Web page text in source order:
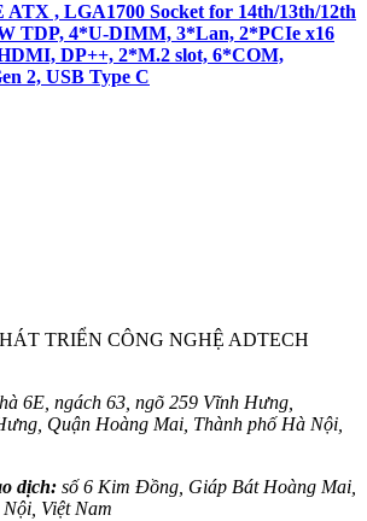
ATX , LGA1700 Socket for 14th/13th/12th
TDP, 4*U-DIMM, 3*Lan, 2*PCIe x16
DP++, 2*M.2 slot, 6*COM,
2, USB Type C
TRIỂN CÔNG NGHỆ ADTECH
6E, ngách 63, ngõ 259 Vĩnh Hưng,
Quận Hoàng Mai, Thành phố Hà Nội,
dịch: số 6 Kim Đồng, Giáp Bát Hoàng Mai,
Việt Nam